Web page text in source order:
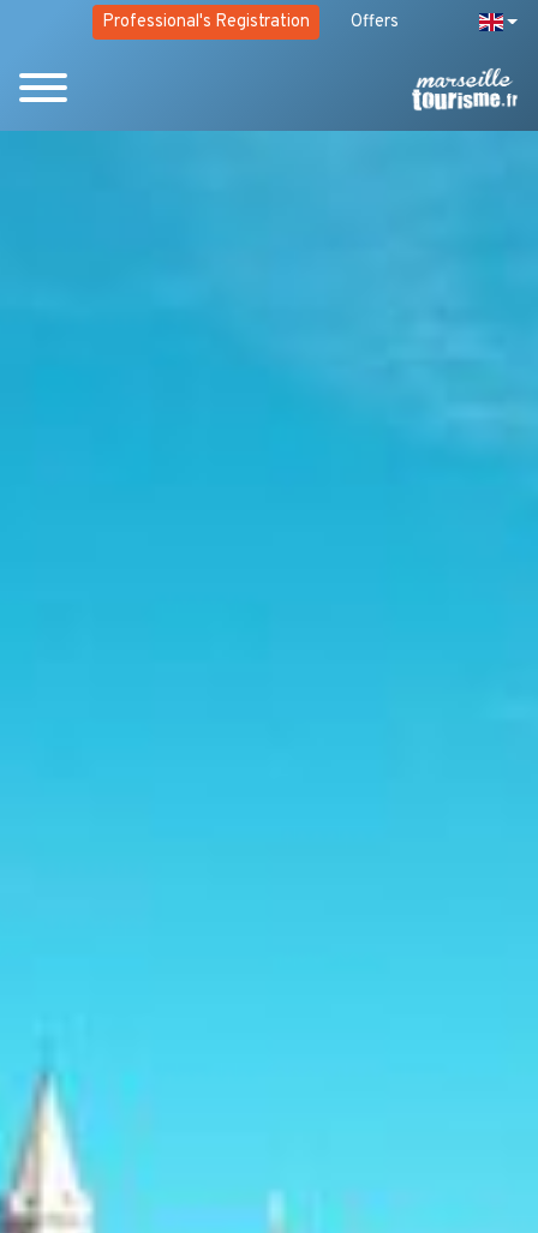
Professional's Registration Offers